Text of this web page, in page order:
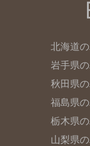
北海道
岩手県
秋田県
福島県
栃木県
山梨県